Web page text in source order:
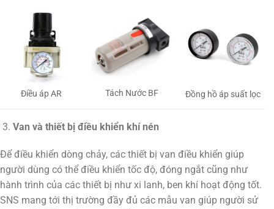
Điều áp AR Tách Nước BF Đồng hồ áp suất lọc
Van và thiết bị điều khiển khí nén
Để điều khiển dòng chảy, các thiết bị van điều khiển giúp
người dùng có thể điều khiển tốc độ, đóng ngắt cũng như
hành trình của các thiết bị như xi lanh, ben khí hoạt động tốt.
SNS mang tới thị trường đầy đủ các mẫu van giúp người sử